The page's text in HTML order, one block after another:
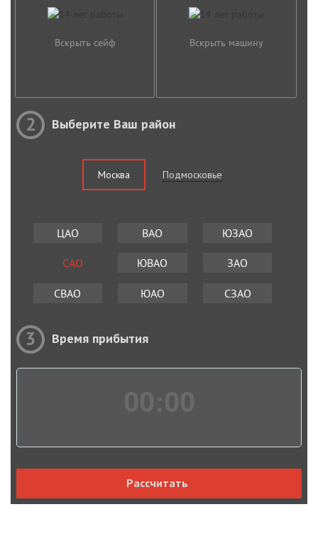
Вскрыть сейф Вскрыть машину
2 Выберите Ваш район
Москва Подмосковье
ЦАО ВАО ЮЗАО
САО ЮВАО ЗАО
СВАО ЮАО СЗАО
3 Время прибытия
Рассчитать